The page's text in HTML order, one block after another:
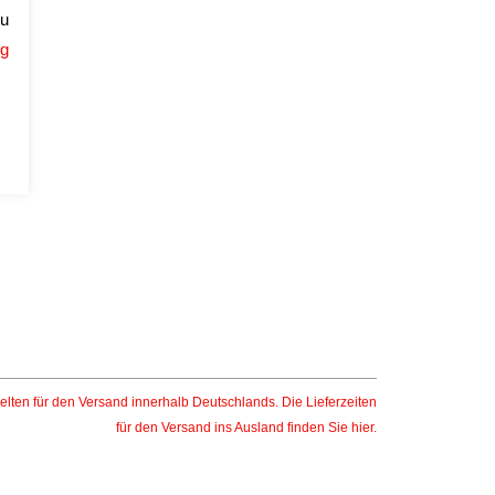
für den Versand innerhalb Deutschlands. Die Lieferzeiten
für den Versand ins Ausland finden Sie hier.